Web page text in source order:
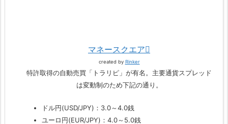
マネースクエア
created by Rinker
特許取得の自動売買「トラリピ」が有名。主要通貨スプレッド
は変動制のため下記の通り。
ドル円(USD/JPY)：3.0～4.0銭
ユーロ円(EUR/JPY)：4.0～5.0銭